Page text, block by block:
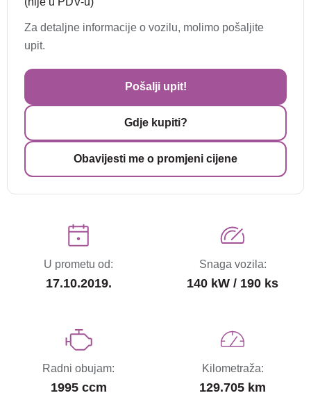
Za detaljne informacije o vozilu, molimo pošaljite
upit.
Pošalji upit!
Gdje kupiti?
Obavijesti me o promjeni cijene
U prometu od:
17.10.2019.
Snaga vozila:
140 kW / 190 ks
Radni obujam:
1995 ccm
Kilometraža:
129.705 km